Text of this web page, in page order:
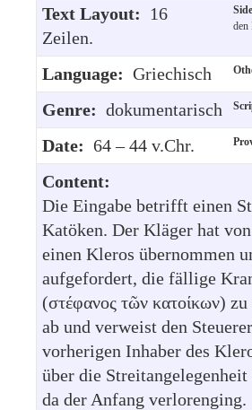
Text Layout: 16
Zeilen.
den
Language: Griechisch
Genre: dokumentarisch
Date: 64 – 44 v.Chr.
Content:
Die Eingabe betrifft einen
Katöken. Der Kläger hat
einen Kleros übernommen
aufgefordert, die fällige
(στέφανος τῶν κατοίκων)
ab und verweist den
vorherigen Inhaber des
über die
da der Anfang verlorenging.